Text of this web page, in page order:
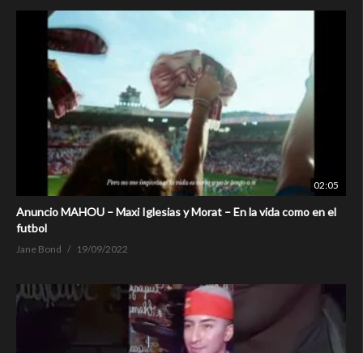
02:05
Anuncio MAHOU – Maxi Iglesias y Morat – En la vida como en el
futbol
Jane Bond 19/09/2022